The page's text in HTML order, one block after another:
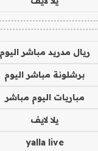
ريال مدريد مباشر اليوم
برشلونة مباشر اليوم
مباريات اليوم مباشر
يلا لايف
yalla live